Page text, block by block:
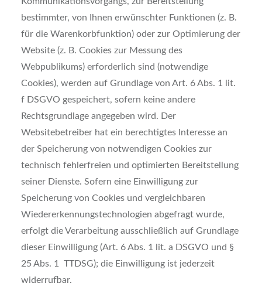
bestimmter, von Ihnen erwünschter Funktionen (z. B.
für die Warenkorbfunktion) oder zur Optimierung der
Website (z. B. Cookies zur Messung des
Webpublikums) erforderlich sind (notwendige
Cookies), werden auf Grundlage von Art. 6 Abs. 1 lit.
f DSGVO gespeichert, sofern keine andere
Rechtsgrundlage angegeben wird. Der
Websitebetreiber hat ein berechtigtes Interesse an
der Speicherung von notwendigen Cookies zur
technisch fehlerfreien und optimierten Bereitstellung
seiner Dienste. Sofern eine Einwilligung zur
Speicherung von Cookies und vergleichbaren
Wiedererkennungstechnologien abgefragt wurde,
erfolgt die Verarbeitung ausschließlich auf Grundlage
dieser Einwilligung (Art. 6 Abs. 1 lit. a DSGVO und §
25 Abs. 1 TTDSG); die Einwilligung ist jederzeit
widerrufbar.